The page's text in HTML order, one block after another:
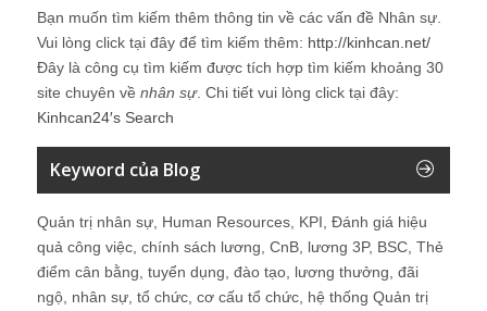
Bạn muốn tìm kiếm thêm thông tin về các vấn đề Nhân sự
Vui lòng click tại đây để tìm kiếm thêm: http://kinhcan.net/
Đây là công cụ tìm kiếm được tích hợp tìm kiếm khoảng 30
site chuyên về nhân sự. Chi tiết vui lòng click tại đây:
Kinhcan24′s Search
Keyword của Blog
Quản trị nhân sự, Human Resources, KPI, Đánh giá hiệu
quả công việc, chính sách lương, CnB, lương 3P, BSC, Thẻ
điểm cân bằng, tuyển dụng, đào tạo, lương thưởng, đãi
ngộ, nhân sự, tổ chức, cơ cấu tổ chức, hệ thống Quản trị